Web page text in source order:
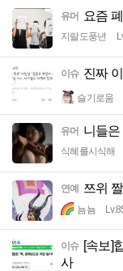
유머 요즘
지랄도풍년
이슈 진짜
슬기로움
유머 니들
식혜를시식해
연예 쯔위 짤
뇸뇸
이슈 [속보]
사